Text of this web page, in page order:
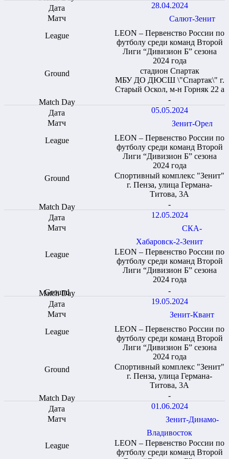
28.04.2024
Салют-Зенит
LEON – Первенство России по
футболу среди команд Второй
Лиги “Дивизион Б” сезона
2024 года
стадион Спартак
МБУ ДО ДЮСШ \"Спартак\" г.
Старый Оскол, м-н Горняк 22 а
-
05.05.2024
Зенит-Орел
LEON – Первенство России по
футболу среди команд Второй
Лиги “Дивизион Б” сезона
2024 года
Спортивный комплекс "Зенит"
г. Пенза, улица Германа-
Титова, 3А
-
12.05.2024
СКА-
Хабаровск-2-Зенит
LEON – Первенство России по
футболу среди команд Второй
Лиги “Дивизион Б” сезона
2024 года
-
19.05.2024
Зенит-Квант
LEON – Первенство России по
футболу среди команд Второй
Лиги “Дивизион Б” сезона
2024 года
Спортивный комплекс "Зенит"
г. Пенза, улица Германа-
Титова, 3А
-
01.06.2024
Зенит-Динамо-
Владивосток
LEON – Первенство России по
футболу среди команд Второй